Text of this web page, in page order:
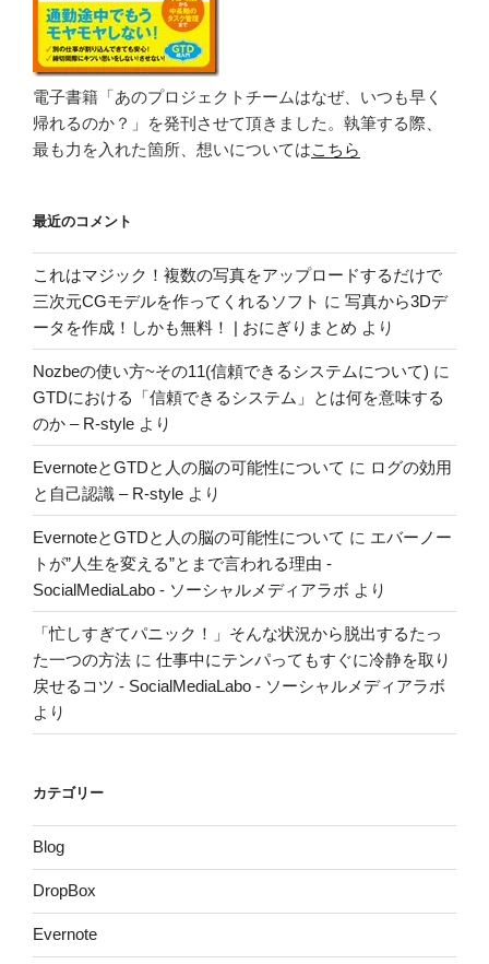
電子書籍「あのプロジェクトチームはなぜ、いつも早く
帰れるのか？」を発刊させて頂きました。執筆する際、
最も力を入れた箇所、想いについてはこちら
最近のコメント
これはマジック！複数の写真をアップロードするだけで
三次元CGモデルを作ってくれるソフト に 写真から3Dデ
ータを作成！しかも無料！ | おにぎりまとめ より
Nozbeの使い方~その11(信頼できるシステムについて) に
GTDにおける「信頼できるシステム」とは何を意味する
のか – R-style より
EvernoteとGTDと人の脳の可能性について に ログの効用
と自己認識 – R-style より
EvernoteとGTDと人の脳の可能性について に エバーノー
トが”人生を変える”とまで言われる理由 -
SocialMediaLabo - ソーシャルメディアラボ より
「忙しすぎてパニック！」そんな状況から脱出するたっ
た一つの方法 に 仕事中にテンパってもすぐに冷静を取り
戻せるコツ - SocialMediaLabo - ソーシャルメディアラボ
より
カテゴリー
Blog
DropBox
Evernote